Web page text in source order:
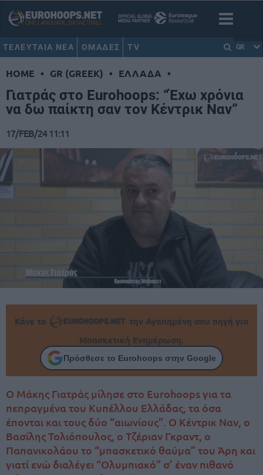
ΤΕΛΕΥΤΑΙΑ ΝΕΑ ΟΜΑΔΕΣ TV GR
HOME • GR (GREEK) • ΕΛΛΑΔΑ •
Γιατράς στο Eurohoops: “Έχω χρόνια
να δω παίκτη σαν τον Κέντρικ Ναν”
17/FEB/24 11:11
Κάνε το
την Αγαπημένη σου πηγή για
Μπασκετική Ενημέρωση.
Πρόσθεσε το Eurohoops στην Google
Ο Μάκης Γιατράς μίλησε στο Eurohoops για τα
πεπραγμένα του Κυπέλλου Ελλάδας, τα όσα
έπονται και τους δύο “αιωνίους”. Ο Κέντρικ Ναν, ο
Βασίλης Τολιόπουλος, ο Τζέριαν Γκραντ, ο
Παπανικολάου το “μπασκετικό θαύμα” του Άρη και
γιατί ενώ διαλέγει “Ολυμπιακό” σ’ έναν πιθανό